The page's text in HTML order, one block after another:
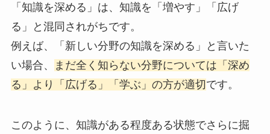
「知識を深める」は、知識を「増やす」「広げ
る」と混同されがちです。
例えば、「新しい分野の知識を深める」と言いた
い場合、
まだ全く知らない分野については「深め
る」より「広げる」「学ぶ」の方が適切です。
このように、知識がある程度ある状態でさらに掘